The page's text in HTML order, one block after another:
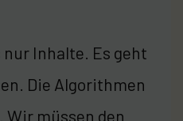
Inhalte. Es geht
Die Algorithmen
müssen den